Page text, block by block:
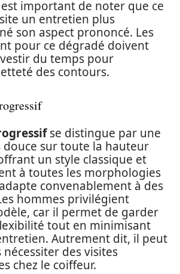
important de noter que ce
un entretien plus
son aspect prononcé. Les
pour ce dégradé doivent
du temps pour
des contours.
se distingue par une
sur toute la hauteur
un style classique et
à toutes les morphologies
convenablement à des
hommes privilégient
car il permet de garder
tout en minimisant
Autrement dit, il peut
des visites
chez le coiffeur.